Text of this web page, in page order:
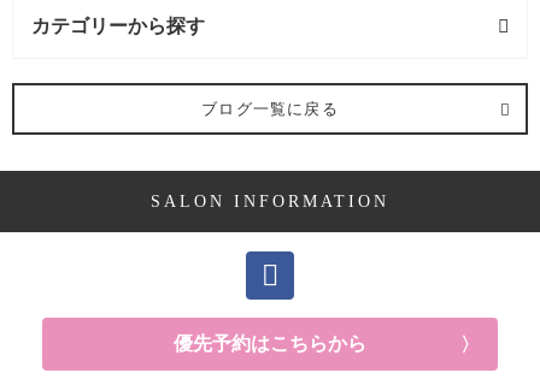
カテゴリーから探す
施術メニュー (1記事)
ブログ一覧に戻る
SALON INFORMATION
優先予約はこちらから